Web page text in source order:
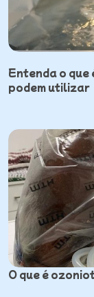
Entenda o que
podem utilizar
O que é